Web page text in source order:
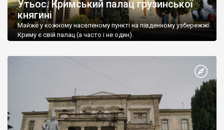
Утьос. Кримський палац грузинської
княгині
Майже у кожному населеному пункті на південному узбережжі
Криму є свій палац (а часто і не один).